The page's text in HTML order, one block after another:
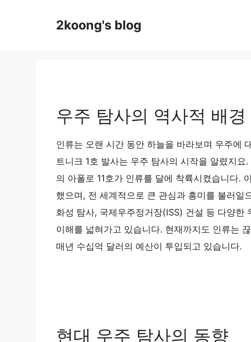
2koong's blog
우주 탐사의 역사적 배경
인류는 오랜 시간 동안 하늘을 바라보며 우주에
트니크 1호 발사는 우주 탐사의 시작을 알렸지
의 아폴로 11호가 인류를 달에 착륙시켰습니다.
했으며, 전 세계적으로 큰 관심과 흥미를 불러일
화성 탐사, 국제우주정거장(ISS) 건설 등 다양한
이해를 넓혀가고 있습니다. 현재까지도 인류는
매년 수십억 달러의 예산이 투입되고 있습니다.
현대 우주 탐사의 동향